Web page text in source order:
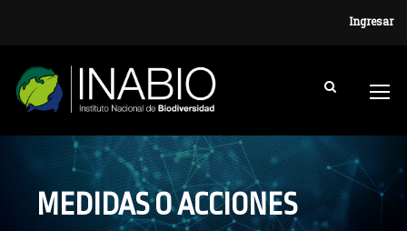
Ingresar
MEDIDAS O ACCIONES